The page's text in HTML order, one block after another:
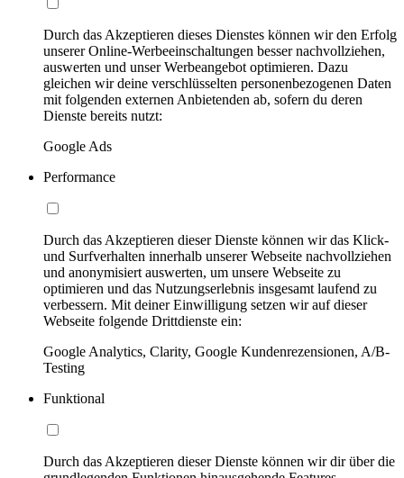
Durch das Akzeptieren dieses Dienstes können wir den Erfolg
unserer Online-Werbeeinschaltungen besser nachvollziehen,
auswerten und unser Werbeangebot optimieren. Dazu
gleichen wir deine verschlüsselten personenbezogenen Daten
mit folgenden externen Anbietenden ab, sofern du deren
Dienste bereits nutzt:
Google Ads
Performance
Durch das Akzeptieren dieser Dienste können wir das Klick-
und Surfverhalten innerhalb unserer Webseite nachvollziehen
und anonymisiert auswerten, um unsere Webseite zu
optimieren und das Nutzungserlebnis insgesamt laufend zu
verbessern. Mit deiner Einwilligung setzen wir auf dieser
Webseite folgende Drittdienste ein:
Google Analytics, Clarity, Google Kundenrezensionen, A/B-
Testing
Funktional
Durch das Akzeptieren dieser Dienste können wir dir über die